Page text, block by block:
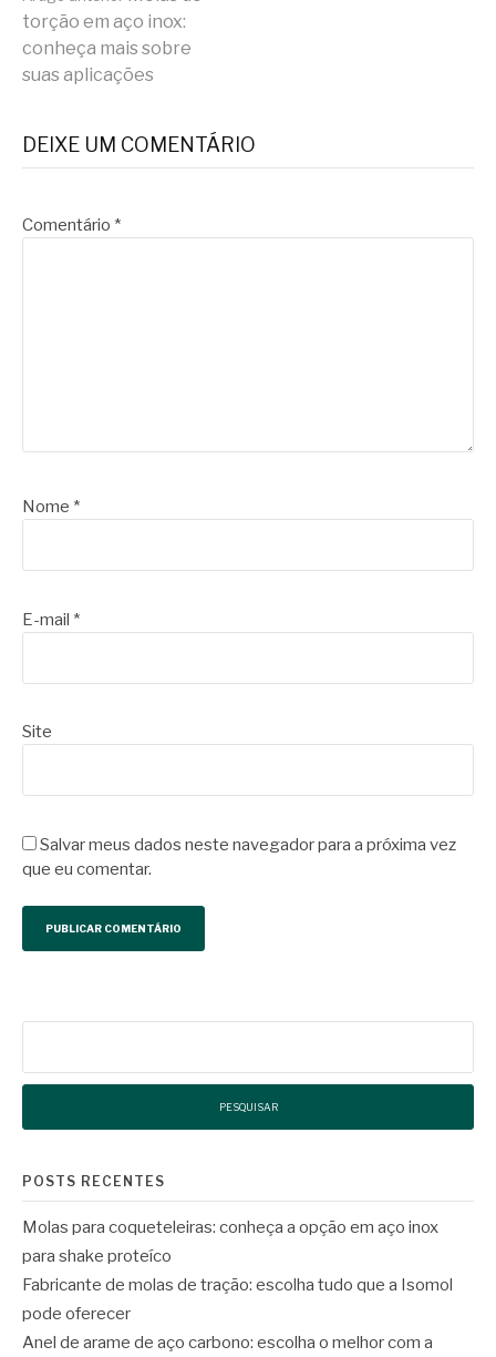
Continue
lendo
torção em aço inox:
conheça mais sobre
suas aplicações
DEIXE UM COMENTÁRIO
Comentário *
Nome *
E-mail *
Site
Salvar meus dados neste navegador para a próxima vez
que eu comentar.
POSTS RECENTES
Molas para coqueteleiras: conheça a opção em aço inox
para shake proteíco
Fabricante de molas de tração: escolha tudo que a Isomol
pode oferecer
Anel de arame de aço carbono: escolha o melhor com a